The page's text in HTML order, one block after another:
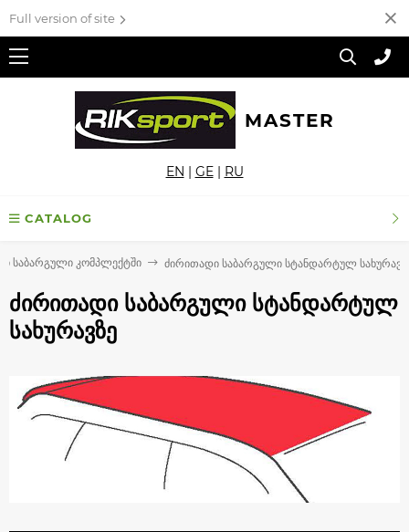
Full version of site
MASTER
EN | GE| RU
CATALOG
საბარგული კომპლექტში ძირითადი საბარგული სტანდარტულ
ძირითადი საბარგული სტანდარტულ
სახურავზე